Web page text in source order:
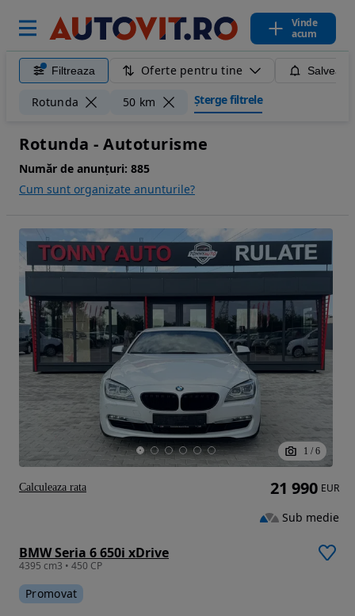
Vinde
acum
Filtreaza Oferte pentru tine
Rotunda 50 km Șterge filtrele
Rotunda - Autoturisme
Număr de anunțuri: 885
Cum sunt organizate anunturile?
1 / 6
BMW Seria 6 650i xDrive
4395 cm3 • 450 CP
Promovat
21 990 EUR
Sub medie
Calculeaza rata